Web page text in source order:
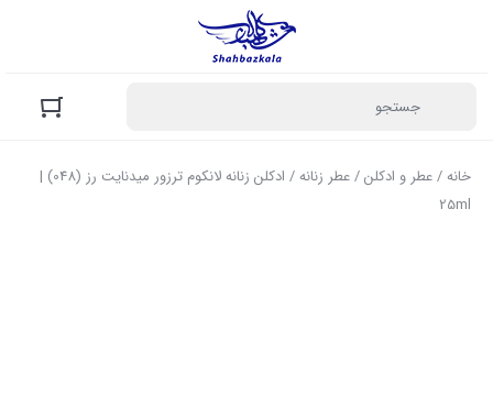
خانه/عطر و ادکلن/عطر زنانه
/ ادکلن زنانه لانکوم ترزور میدنایت رز (048) |
25ml